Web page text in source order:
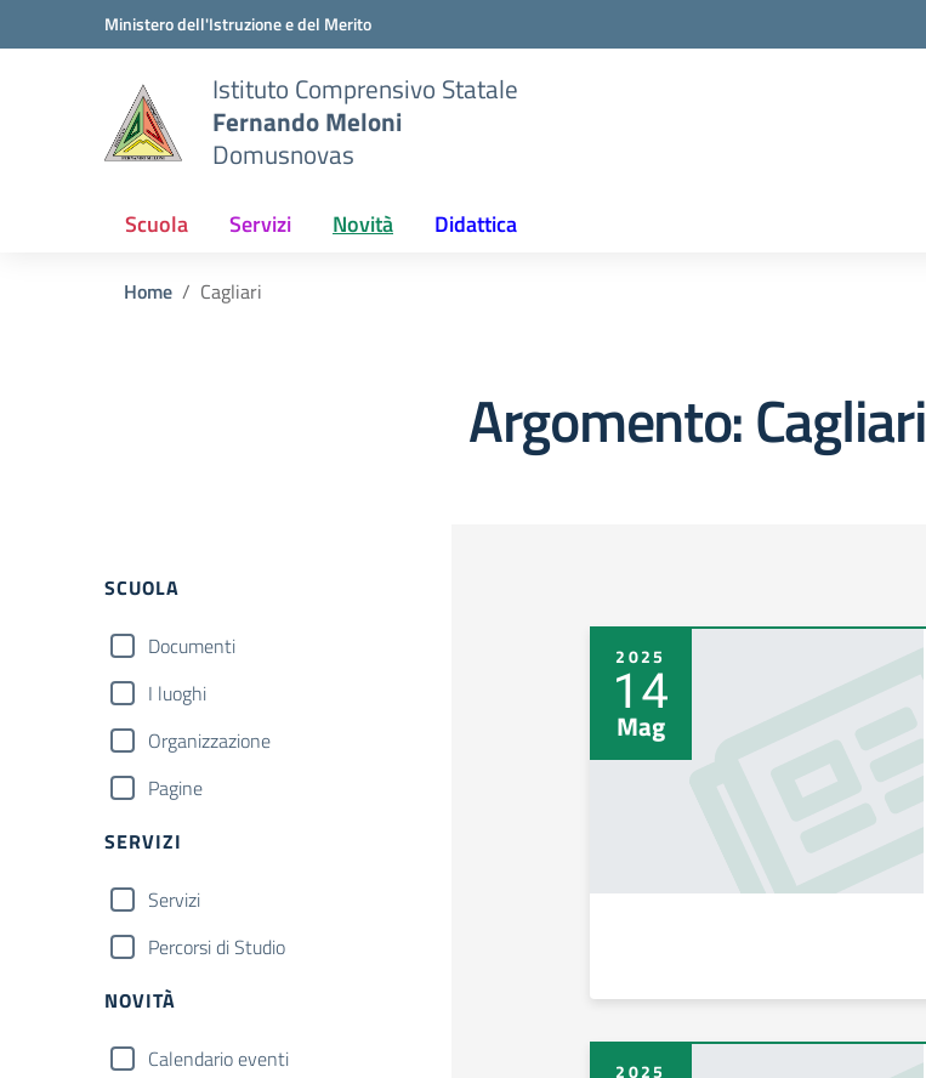
Vai ai contenuti
Vai al menu di navigazioneMinistero dell'Istruzione e del Merito
Istituto Comprensivo Statale
Fernando Meloni
Domusnovas
Scuola Servizi Novità Didattica
Home Cagliari
Argomento: Cagliari
Filtri
SCUOLA
Documenti
I luoghi
Organizzazione
Pagine
SERVIZI
Servizi
Percorsi di Studio
NOVITÀ
Calendario eventi
2025
14
Mag
2025